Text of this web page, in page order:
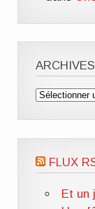
ARCHIVES
Archives
FLUX
Et un